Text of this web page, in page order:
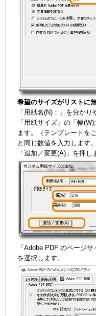
希望のサイズがリストに
「用紙名(N)：」を分かり
「用紙サイズ」の「幅
ます。（テンプレートを
と同じ数値を入力します。
「追加／変更(A)」を押し
「Adobe PDF のページ
を選択します。